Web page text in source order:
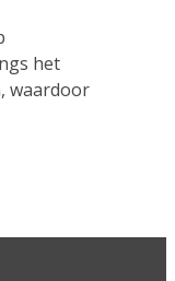
het
waardoor